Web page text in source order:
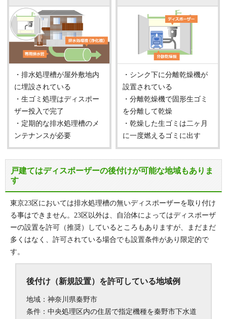
・排水処理槽が屋外敷地内
に埋設されている
・生ゴミ処理はディスポー
ザー投入で完了
・定期的な排水処理槽のメ
ンテナンスが必要
・シンク下に分離乾燥機が
設置されている
・分離乾燥機で固形生ゴミ
を分離して乾燥
・乾燥した生ゴミは二ヶ月
に一度燃えるゴミに出す
戸建てはディスポーザーの後付けが可能な地域もありま
す
東京23区においては排水処理槽の無いディスポーザーを取り付け
る事はできません。23区以外は、自治体によってはディスポーザ
ーの設置を許可（推奨）しているところもありますが、まだまだ
多くはなく、許可されている場合でも設置条件があり限定的で
す。
後付け（新規設置）を許可している地域例
地域：神奈川県秦野市
条件：中央処理区内の住居で指定機種を秦野市下水道